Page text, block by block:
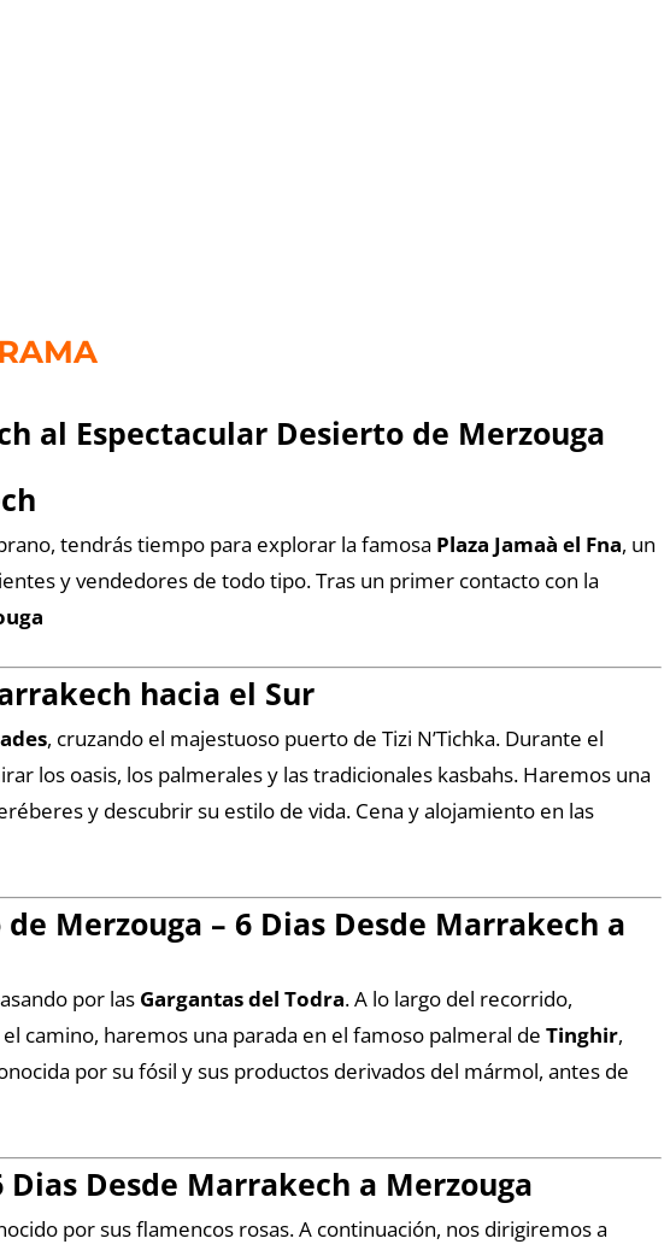
al Espectacular Desierto de Merzouga
tendrás tiempo para explorar la famosa Plaza Jamaà el Fna, un
y vendedores de todo tipo. Tras un primer contacto con la
hacia el Sur
, cruzando el majestuoso puerto de Tizi N’Tichka. Durante el
los oasis, los palmerales y las tradicionales kasbahs. Haremos una
y descubrir su estilo de vida. Cena y alojamiento en las
Merzouga –6 Dias Desde Marrakech a
por las Gargantas del Todra. A lo largo del recorrido,
camino, haremos una parada en el famoso palmeral deTinghir,
por su fósil y sus productos derivados del mármol, antes de
Desde Marrakech a Merzouga
por sus flamencos rosas. A continuación, nos dirigiremos a